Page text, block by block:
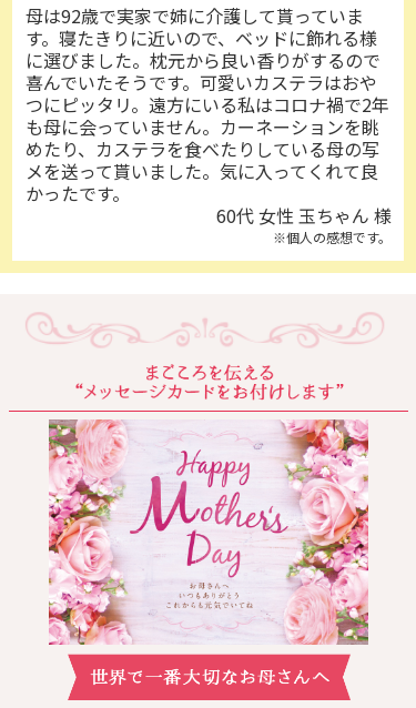
母は92歳で実家で姉に介護して貰っていま
す。寝たきりに近いので、ベッドに飾れる様
に選びました。枕元から良い香りがするので
喜んでいたそうです。可愛いカステラはおや
つにピッタリ。遠方にいる私はコロナ禍で2年
も母に会っていません。カーネーションを眺
めたり、カステラを食べたりしている母の写
メを送って貰いました。気に入ってくれて良
かったです。
60代 女性 玉ちゃん 様
※個人の感想です。